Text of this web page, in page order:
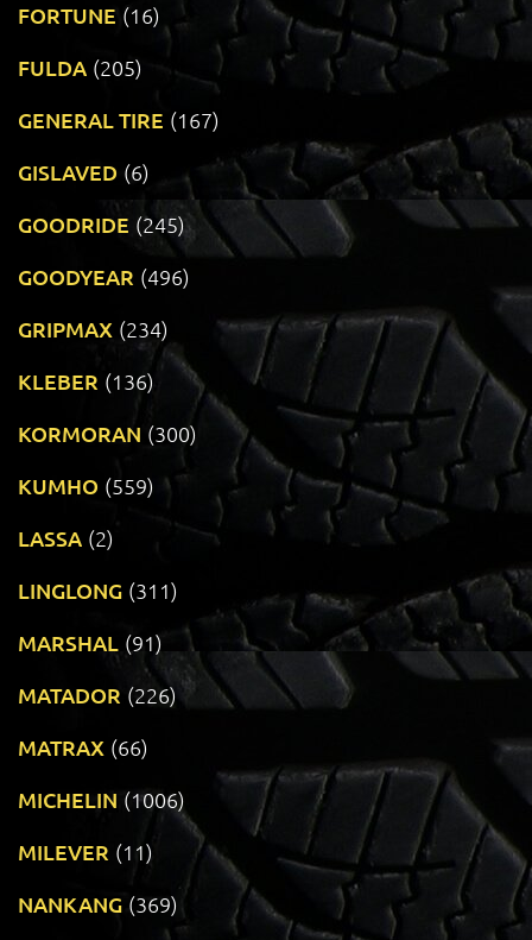
FORTUNE (16)
FULDA (205)
GENERAL TIRE (167)
GISLAVED (6)
GOODRIDE (245)
GOODYEAR (496)
GRIPMAX (234)
KLEBER (136)
KORMORAN (300)
KUMHO (559)
LASSA (2)
LINGLONG (311)
MARSHAL (91)
MATADOR (226)
MATRAX (66)
MICHELIN (1006)
MILEVER (11)
NANKANG (369)